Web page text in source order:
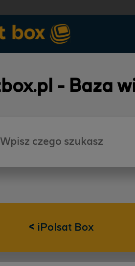
- Baza
< iPolsat Box